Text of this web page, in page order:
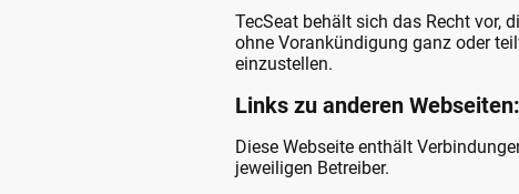
TecSeat behält sich das Recht vor,
ohne Vorankündigung ganz oder
einzustellen.
Links zu anderen Webseiten:
Diese Webseite enthält
jeweiligen Betreiber.